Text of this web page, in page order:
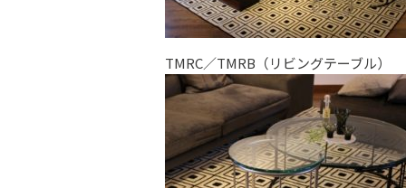
TMRC／TMRB（リビングテーブル）